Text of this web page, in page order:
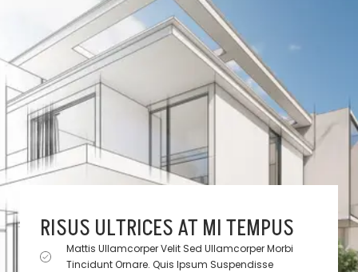
RISUS ULTRICES AT MI TEMPUS
Mattis Ullamcorper Velit Sed Ullamcorper Morbi
Tincidunt Ornare. Quis Ipsum Suspendisse